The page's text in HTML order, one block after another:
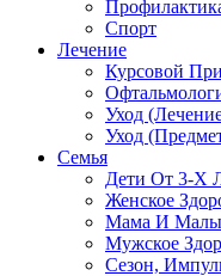
Спорт
Лечение
Курсовой
Уход
Уход
Семья
Дети От 3-Х
Женское
Мама И
Мужское
Сезон,